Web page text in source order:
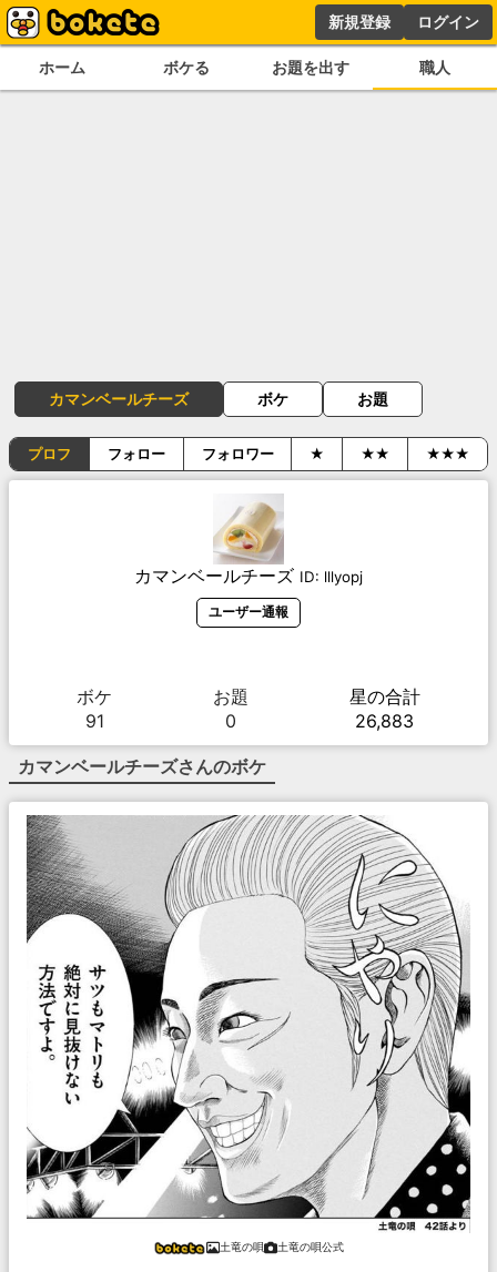
新規登録 ログイン
ホーム ボケる お題を出す 職人
カマンベールチーズ ボケ お題
プロフ フォロー フォロワー ★ ★★ ★★★
カマンベールチーズ ID: lllyopj
ユーザー通報
ボケ
91
お題
0
星の合計
26,883
カマンベールチーズさんのボケ
土竜の唄 土竜の唄公式